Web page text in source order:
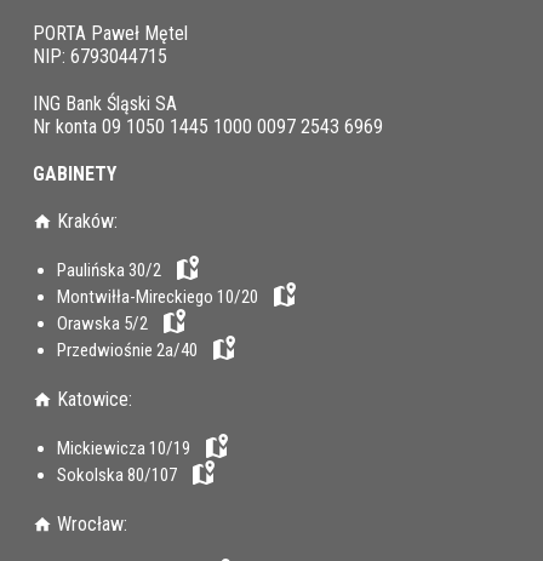
PORTA Paweł Mętel
NIP: 6793044715
ING Bank Śląski SA
Nr konta 09 1050 1445 1000 0097 2543 6969
GABINETY
Kraków:
Paulińska 30/2
Montwiłła-Mireckiego 10/20
Orawska 5/2
Przedwiośnie 2a/40
Katowice:
Mickiewicza 10/19
Sokolska 80/107
Wrocław: